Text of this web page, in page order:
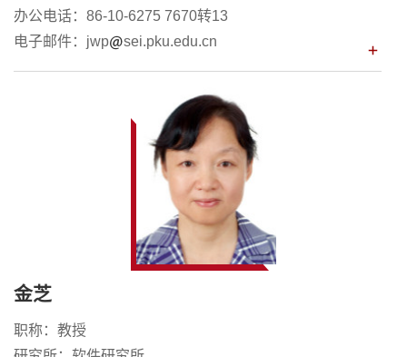
办公电话：86-10-6275 7670转13
电子邮件：jwp
sei.pku.edu.cn
金芝
职称：教授